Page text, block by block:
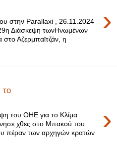
›
στην Parallaxi , 26.11.2024
Διάσκεψη τωνΗνωμένων
στο Αζερμπαϊτζάν, η
το
›
του ΟΗΕ για το Κλίμα
χθες στο Μπακού του
πέραν των αρχηγών κρατών